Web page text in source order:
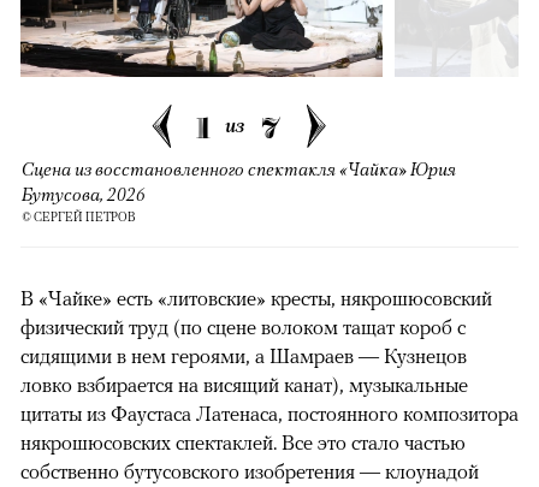
1 из 7
Сцена из восстановленного спектакля «Чайка» Юрия
Бутусова, 2026
© СЕРГЕЙ ПЕТРОВ
В «Чайке» есть «литовские» кресты, някрошюсовский
физический труд (по сцене волоком тащат короб с
сидящими в нем героями, а Шамраев — Кузнецов
ловко взбирается на висящий канат), музыкальные
цитаты из Фаустаса Латенаса, постоянного композитора
някрошюсовских спектаклей. Все это стало частью
собственно бутусовского изобретения — клоунадой